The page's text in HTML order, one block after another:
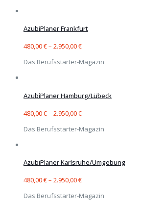
AzubiPlaner Frankfurt
480,00€– 2.950,00€
Das Berufsstarter-Magazin
AzubiPlaner Hamburg/Lübeck
480,00€– 2.950,00€
Das Berufsstarter-Magazin
AzubiPlaner Karlsruhe/Umgebung
480,00€– 2.950,00€
Das Berufsstarter-Magazin